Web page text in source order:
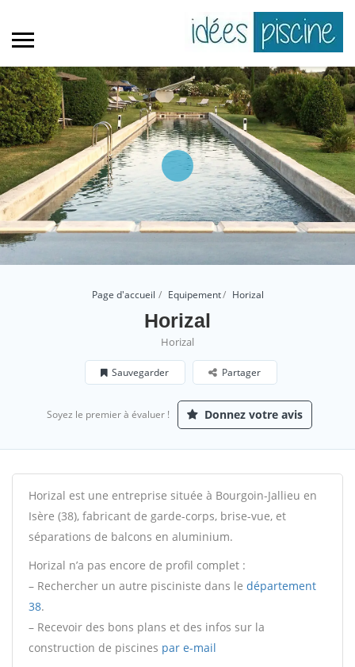
Page d'accueil Equipement Horizal
Horizal
Horizal
Sauvegarder Partager
Soyez le premier à évaluer ! Donnez votre avis
Horizal est une entreprise située à Bourgoin-Jallieu en
Isère (38), fabricant de garde-corps, brise-vue, et
séparations de balcons en aluminium.
Horizal n’a pas encore de profil complet :
– Rechercher un autre pisciniste dans le département
38.
– Recevoir des bons plans et des infos sur la
construction de piscines par e-mail